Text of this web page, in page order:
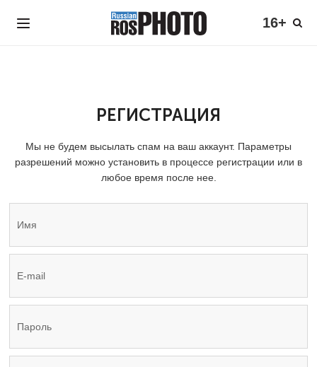
16+
РЕГИСТРАЦИЯ
Мы не будем высылать спам на ваш аккаунт. Параметры
разрешений можно установить в процессе регистрации или в
любое время после нее.